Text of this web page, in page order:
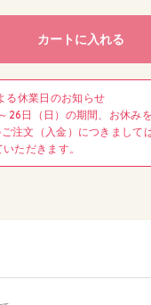
カートに入れる
る休業日のお知らせ
26日（日）の期間、お休み
ご注文（入金）につきまして
ただきます。